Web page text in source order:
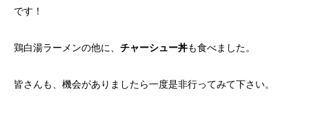
です！
鶏白湯ラーメンの他に、 チャーシュー丼も食べました。
皆さんも、機会がありましたら一度是非行ってみて下さい。